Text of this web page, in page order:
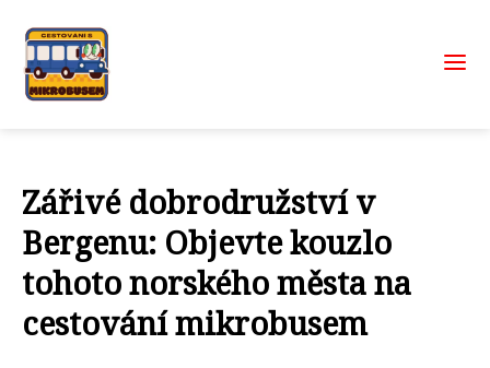
Zářivé dobrodružství v
Bergenu: Objevte kouzlo
tohoto norského města na
cestování mikrobusem